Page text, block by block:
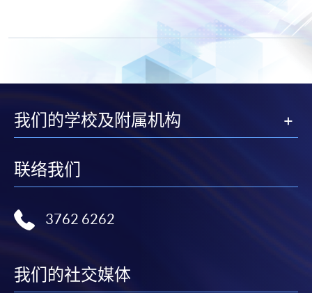
我们的学校及附属机构
联络我们
3762 6262
我们的社交媒体